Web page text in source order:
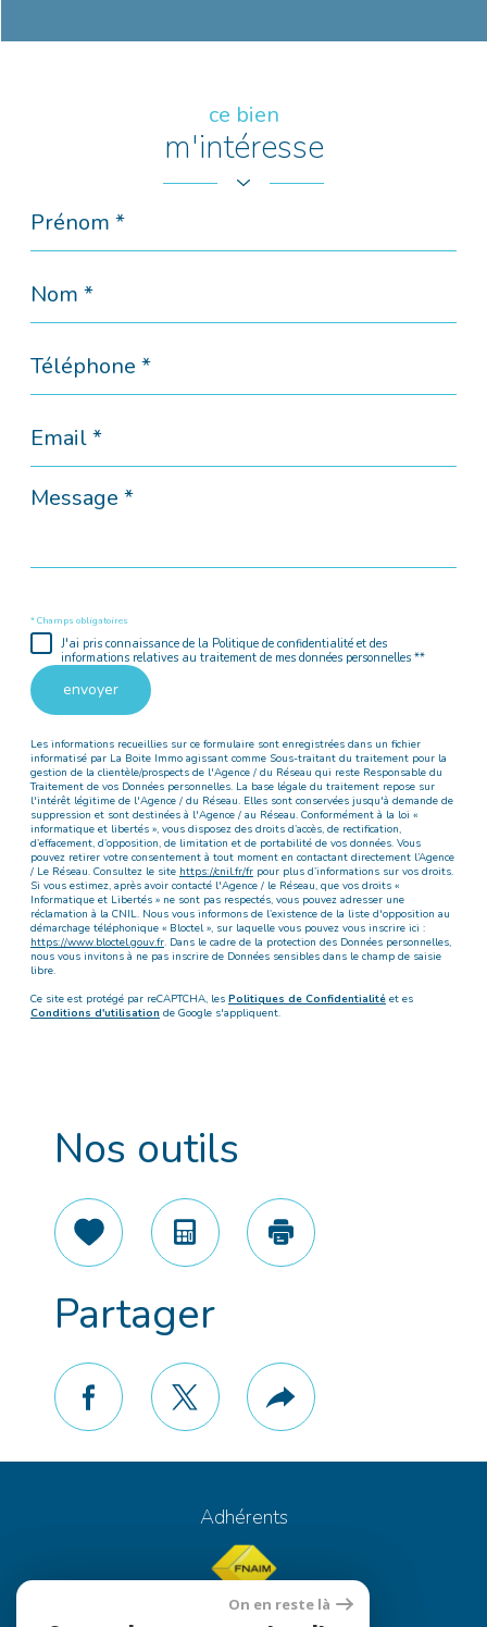
ce bien
m'intéresse
*
*
*
Message
* Champs obligatoires
J'ai pris connaissance de la Politique de confidentialité et des
informations relatives au traitement de mes données personnelles **
envoyer
Les informations recueillies sur ce formulaire sont enregistrées dans un fichier
informatisé par La Boite Immo agissant comme Sous-traitant du traitement pour la
gestion de la clientèle/prospects de l'Agence / du Réseau qui reste Responsable du
Traitement de vos Données personnelles. La base légale du traitement repose sur
l'intérêt légitime de l'Agence / du Réseau. Elles sont conservées jusqu'à demande de
suppression et sont destinées à l'Agence / au Réseau. Conformément à la loi «
informatique et libertés », vous disposez des droits d’accès, de rectification,
d’effacement, d’opposition, de limitation et de portabilité de vos données. Vous
pouvez retirer votre consentement à tout moment en contactant directement l’Agence
/ Le Réseau. Consultez le site https://cnil.fr/fr pour plus d’informations sur vos droits.
Si vous estimez, après avoir contacté l'Agence / le Réseau, que vos droits «
Informatique et Libertés » ne sont pas respectés, vous pouvez adresser une
réclamation à la CNIL. Nous vous informons de l’existence de la liste d'opposition au
démarchage téléphonique « Bloctel », sur laquelle vous pouvez vous inscrire ici :
https://www.bloctel.gouv.fr . Dans le cadre de la protection des Données personnelles,
nous vous invitons à ne pas inscrire de Données sensibles dans le champ de saisie
libre.
Ce site est protégé par reCAPTCHA, les Politiques de Confidentialité et es
Conditions d'utilisation de Google s'appliquent.
Nos outils
SélectionnerCalculatriceImprimer
Partager
facebooktwitter Plus
de
partage
Adhérents
On en reste là